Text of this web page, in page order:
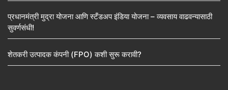
प्रधानमंत्री मुद्रा योजना आणि स्टँडअप इंडिया योजना – व्यवसाय वाढवन्यासाठी
सुवर्णसंधी!
शेतकरी उत्पादक कंपनी (FPO) कशी सुरू करावी?